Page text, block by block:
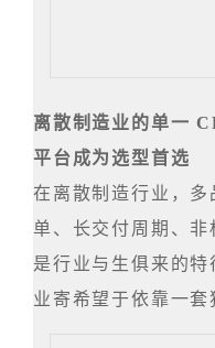
离散制造业的单一
平台成为选型首选
在离散制造行业，
单、长交付周期、
是行业与生俱来的
业寄希望于依靠一